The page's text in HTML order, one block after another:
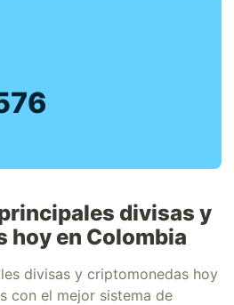
divisas y
hoy en Colombia
divisas y criptomonedas hoy
con el mejor sistema de